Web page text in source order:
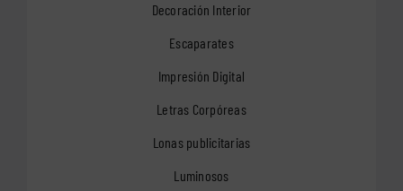
Decoración Interior
Escaparates
Impresión Digital
Letras Corpóreas
Lonas publicitarias
Luminosos